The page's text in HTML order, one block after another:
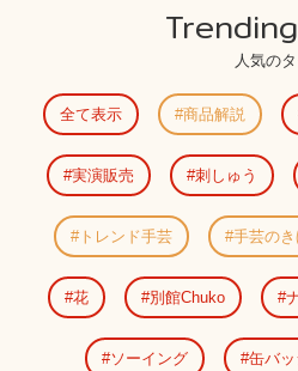
人気の
全て表示 商品解説
実演販売 刺しゅう
トレンド手芸 手芸のき
花 別館Chuko
ソーイング 缶バッ